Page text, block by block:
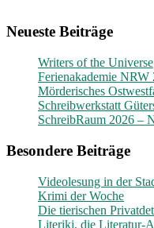
Neueste Beiträge
Writers of the Universe
Ferienakademie NRW
Mörderisches
Schreibwerkstatt
SchreibRaum 2026 –
Besondere Beiträge
Videolesung in der
Krimi der Woche
Die tierischen
Literiki, die Literatur-